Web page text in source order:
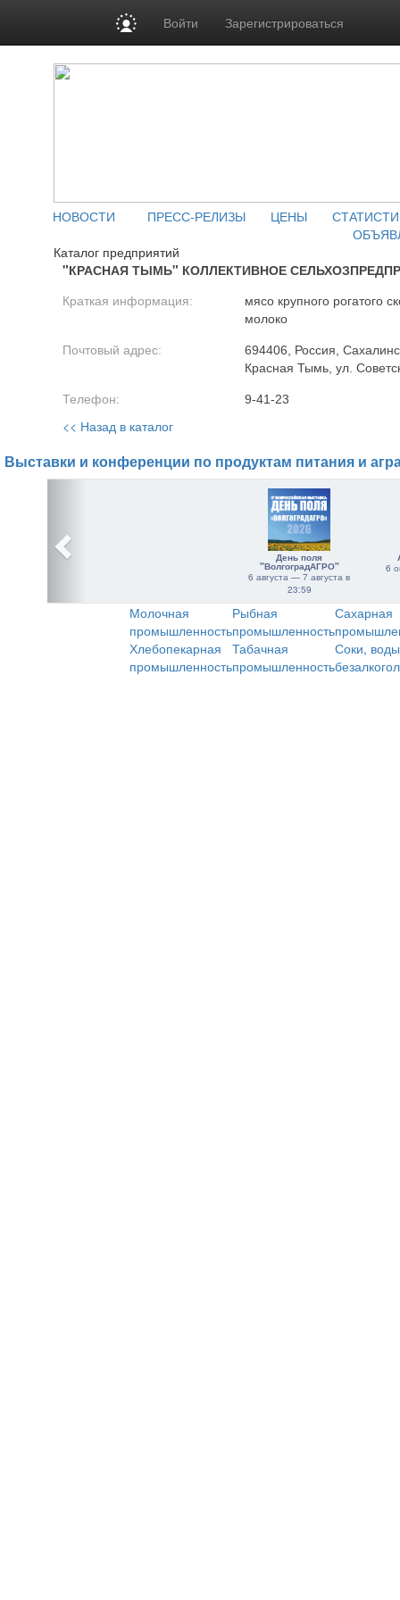
Войти Зарегистрироваться
НОВОСТИ ПРЕСС-РЕЛИЗЫ ЦЕНЫ
Каталог предприятий
"КРАСНАЯ ТЫМЬ" КОЛЛЕКТИВНОЕ
Краткая информация:
мясо крупного рогатого
молоко
Почтовый адрес:
694406, Россия,
Красная Тымь, ул.
Телефон: 9-41-23
<< Назад в каталог
Выставки и конференции по продуктам питания и
День поля
"ВолгоградАГРО"
6 августа — 7 августа в
23:59
6
Молочная
промышленность
Рыбная
промышленность
Сахарная
Хлебопекарная
промышленность
Табачная
промышленность
Соки,